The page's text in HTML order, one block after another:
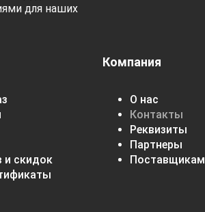
для наших
и скидок
Компания
О нас
Контакты
Реквизиты
Партнеры
Поставщикам